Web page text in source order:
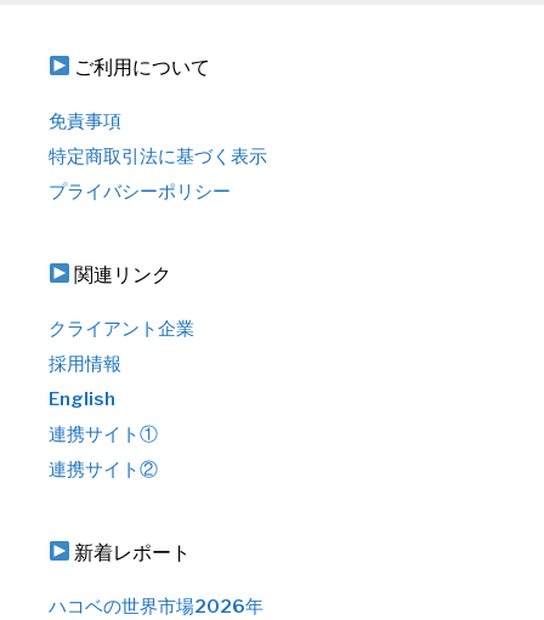
ご利用について
免責事項
特定商取引法に基づく表示
プライバシーポリシー
関連リンク
クライアント企業
採用情報
English
連携サイト①
連携サイト②
新着レポート
ハコベの世界市場2026年